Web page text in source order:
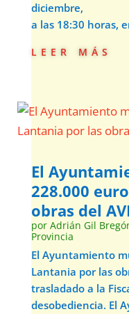
diciembre,
a las 18:30 horas,
leer más
El
228.000
obras del
por Adrián Gil
Provincia
El Ayuntamiento
Lantania por las
trasladado a la
desobediencia. El